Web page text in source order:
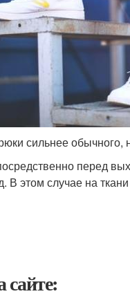
сильнее обычного,
перед
этом случае на
сайте: